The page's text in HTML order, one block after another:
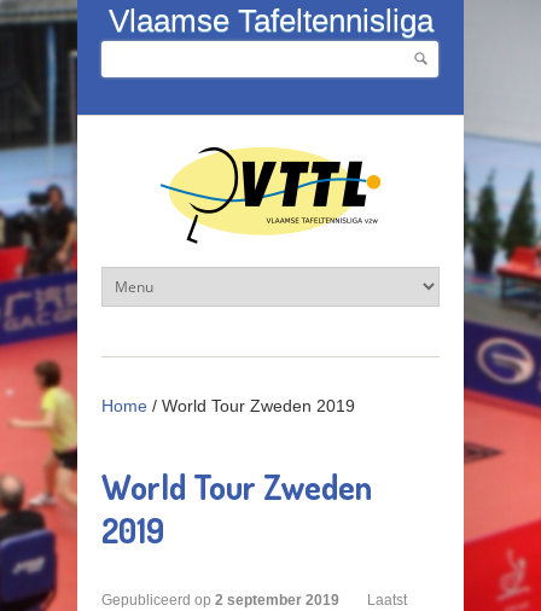
Overslaan en naar de inhoud gaan
Vlaamse Tafeltennisliga
Zoekveld
Home / World Tour Zweden 2019
World Tour Zweden
2019
Gepubliceerd op 2 september 2019
Laatst